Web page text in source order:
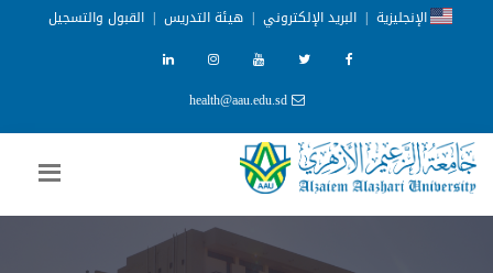
الإنجليزية | البريد الإلكتروني | هيئة التدريس | القبول والتسجيل
health@aau.edu.sd